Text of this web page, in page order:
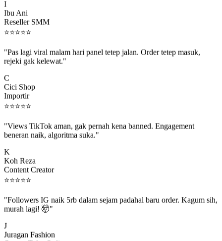
Ibu Ani
Reseller SMM
⭐⭐⭐⭐⭐
rejeki gak kelewat."
Cici Shop
Importir
⭐⭐⭐⭐⭐
beneran naik, algoritma suka."
Koh Reza
Content Creator
⭐⭐⭐⭐⭐
murah lagi! 🤯"
Juragan Fashion
Owner Toko Online